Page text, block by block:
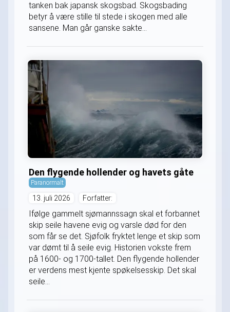
tanken bak japansk skogsbad. Skogsbading
betyr å være stille til stede i skogen med alle
sansene. Man går ganske sakte...
Den flygende hollender og havets gåte
Paranormalt
13. juli 2026 Forfatter:
Ifølge gammelt sjømannssagn skal et forbannet
skip seile havene evig og varsle død for den
som får se det. Sjøfolk fryktet lenge et skip som
var dømt til å seile evig. Historien vokste frem
på 1600- og 1700-tallet. Den flygende hollender
er verdens mest kjente spøkelsesskip. Det skal
seile...